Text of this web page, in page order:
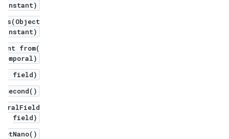
from(
field)
field)